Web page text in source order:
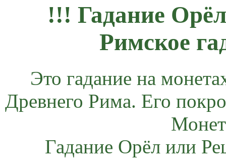
!!! Гадание
Римское
Это гадание на
Древнего Рима. Его
Гадание Орёл или